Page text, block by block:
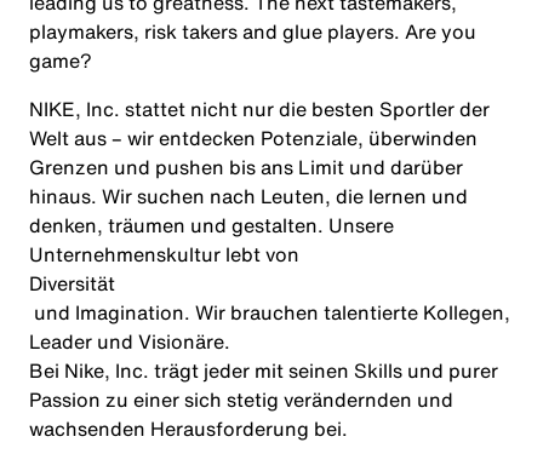
playmakers, risk takers and glue players. Are you
game?
NIKE, Inc. stattet nicht nur die besten Sportler der
Welt aus – wir entdecken Potenziale, überwinden
Grenzen und pushen bis ans Limit und darüber
hinaus. Wir suchen nach Leuten, die lernen und
denken, träumen und gestalten. Unsere
Unternehmenskultur lebt von
Diversität
und Imagination. Wir brauchen talentierte Kollegen,
Leader und Visionäre.
Bei Nike, Inc. trägt jeder mit seinen Skills und purer
Passion zu einer sich stetig verändernden und
wachsenden Herausforderung bei.